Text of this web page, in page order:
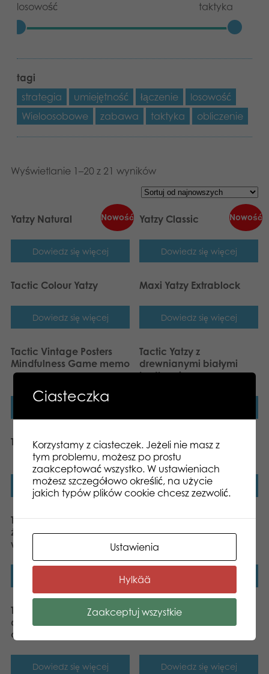
losowość taktyka
tagi
strategia
umiejętność łączenie
losowość
Wieloosobowe
zabawa taktyka obliczenie
Wyświetlanie 1–20 z 21 wyników
Nowość
Yatzy Natural
Dowiedz się więcej
Nowość
Yatzy Classic
Dowiedz się więcej
Tactic Colour Yatzy
Dowiedz się więcej
Maxi Yatzy Extrablock
Dowiedz się więcej
Tactic Vintage Posters
Mindfulness Game memo
Tactic Yatzy z
drewnianymi białymi
kostkami
Tactic Rzuć Słowem!
Dowiedz się więcej
Tactic Yatzy extrablock
dice game
Dowiedz się więcej
Tactic Poker Pro 200
żetonów (w aluminiowej
walizce)
Tactic Poker Texas Hold
em w Puszce
Tactic Trendy Yatzy z
drewnianymi kostkami i
ołówkiem
Dowiedz się więcej
Karty plastikowe –
Dowiedz się więcej
Ciasteczka
Korzystamy z ciasteczek. Jeżeli nie masz z
tym problemu, możesz po prostu
zaakceptować wszystko. W ustawieniach
możesz szczegółowo określić, na użycie
jakich typów plików cookie chcesz zezwolić.
Ustawienia
Hylkää
Zaakceptuj wszystkie